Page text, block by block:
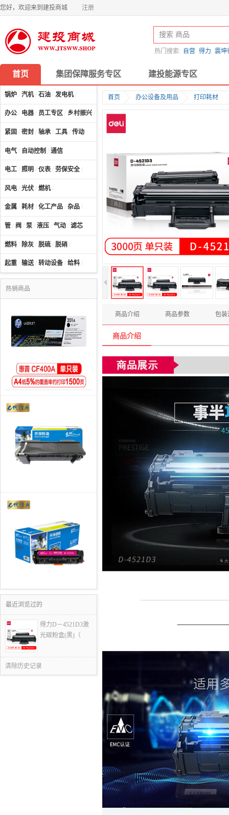
您好，欢迎来到建投商城 注册
热门搜索: 自营 得力 震坤
首页 集团保障服务专区 建投能源专区
锅炉 / 汽机/ 石油 / 发电机/
办公 / 电器 / 员工专区 / 乡村振兴 / 计算机及配件
紧固 / 密封 / 轴承 / 工具 / 传动
电气 / 自动控制 / 通信
电工 / 照明 / 仪表 / 劳保安全 /
风电 / 光伏 / 燃机/
金属 / 耗材 / 化工产品 / 杂品 /
管 / 阀 / 泵 / 液压 / 气动 / 滤芯
燃料 / 除灰 / 脱硫 / 脱硝 /
起重 / 输送/ 转动设备 / 给料 /
热销商品
最近浏览过的
得力D－4521D3激
光碳粉盒(黑)（
清除历史记录
首页 办公设备及用品 打印耗材
商品介绍 商品参数 包装
商品介绍